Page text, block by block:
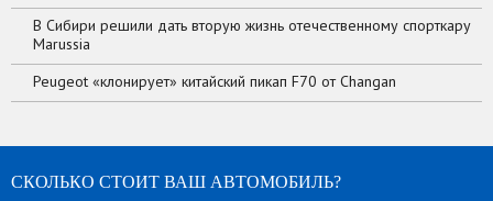
В Сибири решили дать вторую жизнь отечественному спорткару
Marussia
Peugeot «клонирует» китайский пикап F70 от Changan
СКОЛЬКО СТОИТ ВАШ АВТОМОБИЛЬ?